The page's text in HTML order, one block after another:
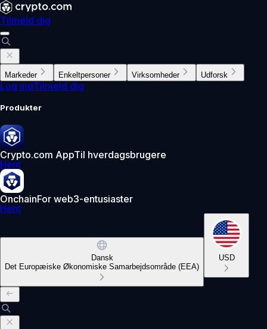
Tilmeld dig
Markeder Enkeltpersoner Virksomheder Udforsk
Log indTilmeld dig
Produkter
Crypto.com AppTil hverdagsbrugere
Hent
OnchainFor web3-entusiaster
Hent
Dansk
Det Europæiske Økonomiske Samarbejdsområde (EEA)
USD